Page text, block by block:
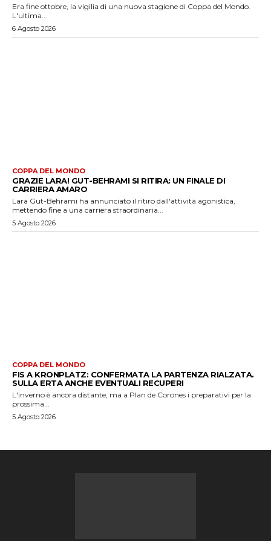
Era fine ottobre, la vigilia di una nuova stagione di Coppa del Mondo.
L'ultima...
6 Agosto 2026
COPPA DEL MONDO
GRAZIE LARA! GUT-BEHRAMI SI RITIRA: UN FINALE DI
CARRIERA AMARO
Lara Gut-Behrami ha annunciato il ritiro dall'attività agonistica,
mettendo fine a una carriera straordinaria...
5 Agosto 2026
COPPA DEL MONDO
FIS A KRONPLATZ: CONFERMATA LA PARTENZA RIALZATA.
SULLA ERTA ANCHE EVENTUALI RECUPERI
L'inverno è ancora distante, ma a Plan de Corones i preparativi per la
prossima...
5 Agosto 2026